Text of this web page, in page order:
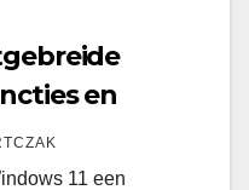
en
11 een